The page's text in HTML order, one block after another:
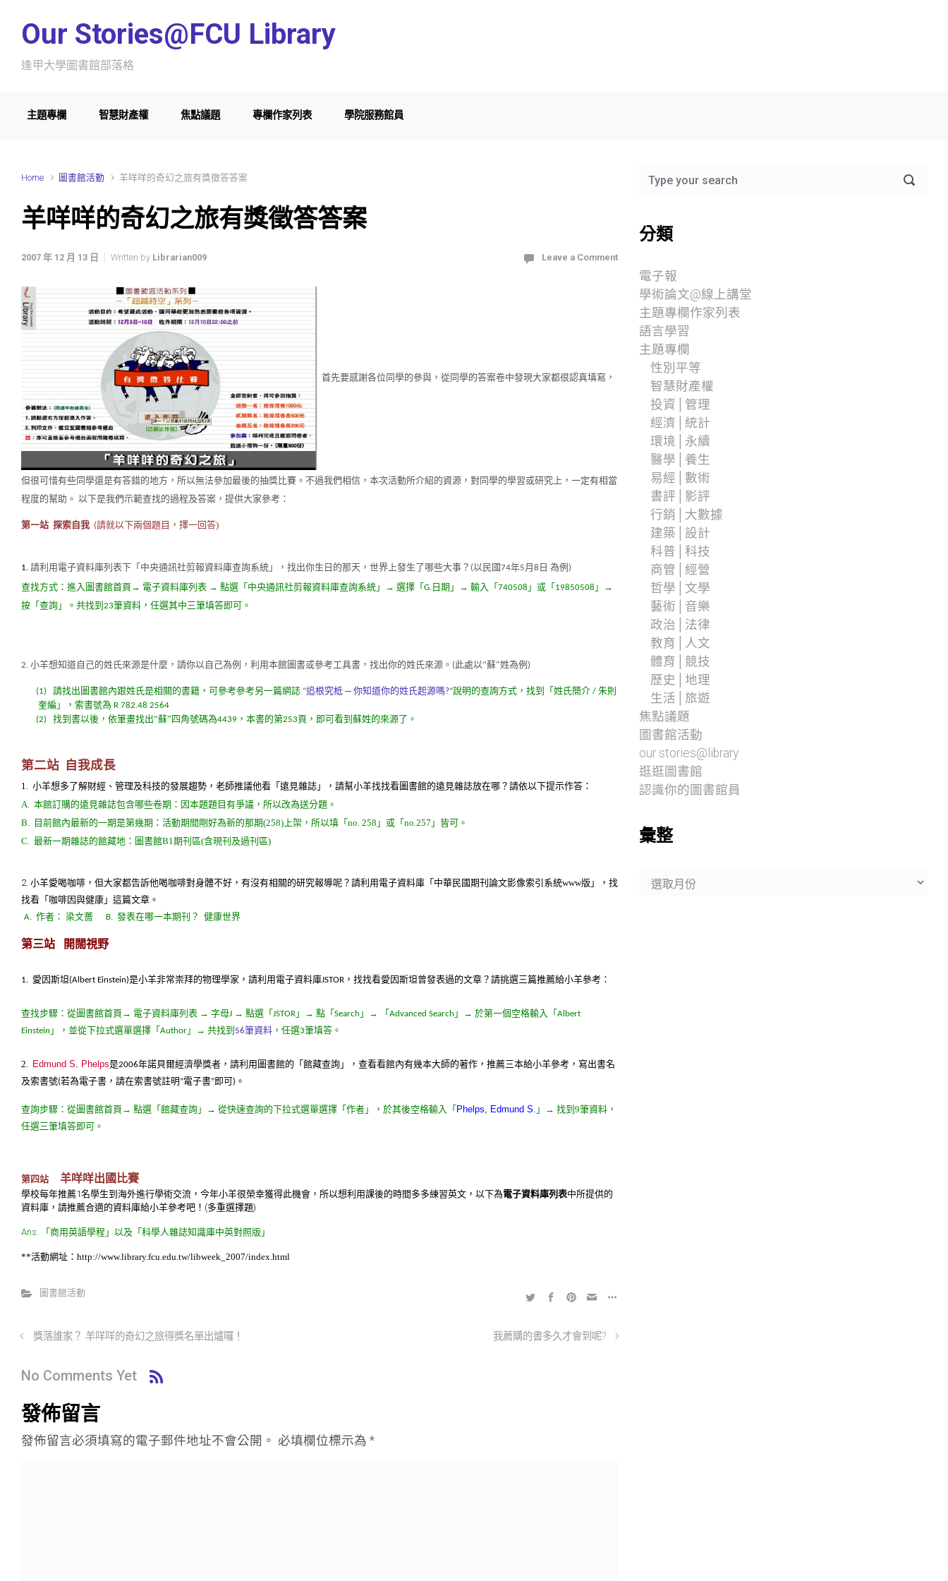
Our Stories@FCU Library
逢甲大學圖書館部落格
主題專欄 智慧財產權 焦點議題 專欄作家列表 學院服務館員
Home 圖書館活動 羊咩咩的奇幻之旅有獎徵答答案
羊咩咩的奇幻之旅有獎徵答答案
2007 年 12 月 13 日 Written by Librarian009 Leave a Comment
首先要感謝各位同學的參與，從同學的答案卷中發現大家都很認真填寫，
但很可惜有些同學還是有答錯的地方，所以無法參加最後的抽獎比賽。不過我們相信，本次活動所介紹的資源，對同學的學習或研究上，一定有相當
程度的幫助。 以下是我們示範查找的過程及答案，提供大家參考：
第一站 探索自我 (請就以下兩個題目， 擇一回答)
1. 請利用電子資料庫列表下「中央通訊社剪報資料庫查詢系統」，找出你生日的那天，世界上發生了哪些大事？ (以 民國74年5月 8 日 為例 )
查找方式：進入圖書館首頁→ 電子資料庫列表 → 點選「中央通訊社剪報資料庫查詢系統」→ 選擇「 G. 日期」→ 輸入「 740508 」或「 19850508 」→
按「查詢」。共找到 23筆資料，任選其中三筆填答即可。
2. 小羊想知道自己的姓氏來源是什麼，請你以自己為例，利用本館圖書或參考工具書，找出你的姓氏來源。 (此處以“蘇”姓為例 )
(1) 請找出圖書館內跟姓氏是相關的書籍，可參考參考另一篇網誌 “追根究柢 ─ 你知道你的姓氏起源嗎?“說明的查詢方式，找到「姓氏簡介 / 朱則
奎編」，索書號為 R 782.48 2564
(2)
找到書以後，依筆畫找出“蘇”四角號碼為4439 ，本書的第253頁，即可看到蘇姓的來源了。
第二站 自我成長
1. 小羊想多了解財經、管理及科技的發展趨勢，老師推議他看「遠見雜誌」，請幫小羊找找看圖書館的遠見雜誌放在哪？請依以下提示作答：
A. 本館訂購的遠見雜誌包含哪些卷期：因本題題目有爭議，所以改為送分題。
B. 目前館內最新的一期是第幾期：活動期間剛好為新的那期(258) 上架，所以填「 no. 258 」或「 no.257 」皆可。
C. 最新一期雜誌的館藏地：圖書館B1期刊區(含現刊及過刊區)
2. 小羊愛喝咖啡，但大家都告訴他喝咖啡對身體不好，有沒有相關的研究報導呢？請利用電子資料庫「中華民國期刊論文影像索引系統www版」，找
找看「咖啡因與健康」這篇文章。
A. 作者： 梁文薔 B. 發表在哪一本期刊？ 健康世界
第三站 開闊視野
1. 愛因斯坦(Albert Einstein)是小羊非常崇拜的物理學家，請利用電子資料庫JSTOR ，找找看愛因斯坦曾發表過的文章？請挑選三篇推薦給小羊參考：
查找步驟：從圖書館首頁→ 電子資料庫列表 → 字母J → 點選「 JSTOR 」→ 點「 Search 」→ 「 Advanced Search 」→ 於第一個空格輸入「 Albert
Einstein 」，並從下拉式選單選擇「 Author 」→ 共找到 56筆資料 ，任選3筆填答。
2. Edmund S. Phelps是2006年諾貝爾經濟學獎者，請利用圖書館的「館藏查詢」，查看看館內有幾本大師的著作，推薦三本給小羊參考，寫出書名
及索書號(若為電子書，請在索書號註明 ”電子書”即可) 。
查詢步驟：從圖書館首頁→ 點選「館藏查詢」→ 從快速查詢的下拉式選單選擇「作者」，於其後空格輸入「 Phelps, Edmund S. 」→ 找到 9筆資料 ，
任選三筆填答即可。
第四站 羊咩咩出國比賽
學校每年推薦1名學生到海外進行學術交流，今年小羊很榮幸獲得此機會，所以想利用課後的時間多多練習英文，以下為電子資料庫列表中所提供的
資料庫，請推薦合適的資料庫給小羊參考吧！(多重選擇題)
Ans. 「商用英語學程」以及「科學人雜誌知識庫中英對照版」
**活動網址： http://www.library.fcu.edu.tw/libweek_2007/index.html
圖書館活動
獎落誰家？ 羊咩咩的奇幻之旅得獎名單出爐囉！ 我薦購的書多久才會到呢?
No Comments Yet
發佈留言
發佈留言必須填寫的電子郵件地址不會公開。 必填欄位標示為 *
分類
電子報
學術論文@線上講堂
主題專欄作家列表
語言學習
主題專欄
性別平等
智慧財產權
投資│管理
經濟│統計
環境│永續
醫學│養生
易經│數術
書評│影評
行銷│大數據
建築│設計
科普│科技
商管│經營
哲學│文學
藝術│音樂
政治│法律
教育│人文
體育│競技
歷史│地理
生活│旅遊
焦點議題
圖書館活動
our stories@library
逛逛圖書館
認識你的圖書館員
彙整